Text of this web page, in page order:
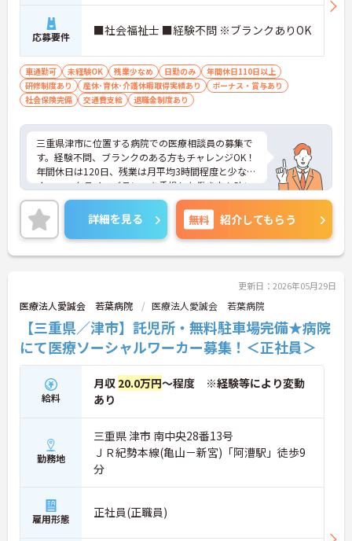
応募要件 ■社会福祉士 ■経験不問 ※ブランクありOK
車通勤可 未経験OK 残業少なめ 日勤のみ
年間休日110日以上
研修制度あり
産休･育休･介護休暇取得実績あり
ボーナス・賞与あり
社会保険完備
交通費支給 退職金制度あり
三重県津市に位置する病院での医療相談員の募集で
す。経験不問、ブランクのある方もチャレンジOK！
年間休日は120日、残業は月平均3時間程度と少な
く、ワークライフバランスを重視した働き方も叶い
ます。ご興味のある方には、面接対策ポイントな
ど、さらに詳細をお話しいたしますのでお気軽にご
相談ください！
詳細を見る 無料 紹介してもらう
更新日：2026年05月29日
医療法人愛誠会 若葉病院 医療法人愛誠会 若葉病院
【三重県／津市】託児所・無料駐車場完備★病院
にて医療ソーシャルワーカー募集！＜正社員＞
給料
月収 20.0万円～程度 ※経験等により変動
あり
勤務地
三重県 津市 南中央28番13号
ＪＲ紀勢本線(亀山－新宮)「阿漕駅」徒歩9
分
雇用形態 正社員(正職員)